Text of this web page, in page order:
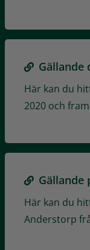
Gällande
Här kan du
2020 och
Gällande
Här kan du
Anderstorp